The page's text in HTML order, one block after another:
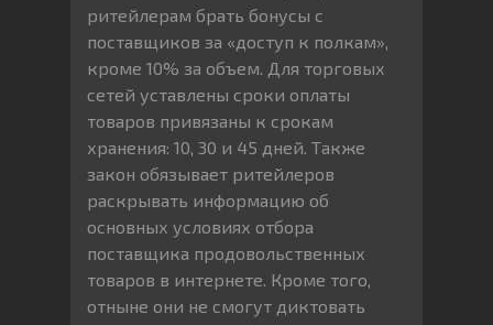
ритейлерам брать бонусы с
поставщиков за «доступ к полкам»,
кроме 10% за объем. Для торговых
сетей уставлены сроки оплаты
товаров привязаны к срокам
хранения: 10, 30 и 45 дней. Также
закон обязывает ритейлеров
раскрывать информацию об
основных условиях отбора
поставщика продовольственных
товаров в интернете. Кроме того,
отныне они не смогут диктовать